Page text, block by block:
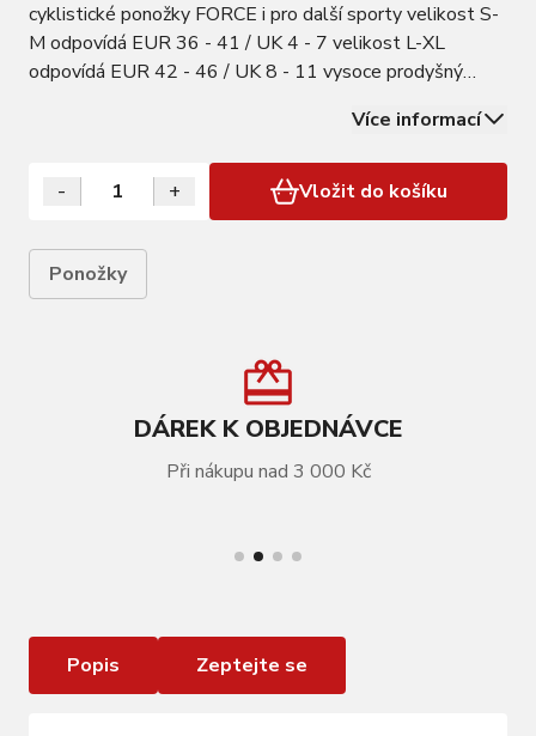
cyklistické ponožky FORCE i pro další sporty velikost S-
M odpovídá EUR 36 - 41 / UK 4 - 7 velikost L-XL
odpovídá EUR 42 - 46 / UK 8 - 11 vysoce prodyšný
ponožky je 12 cm materiál: Nylon 85%, elastan 15%
baleno v sáčku s kartou FORCE
Více informací
- + Vložit do košíku
Ponožky
DÁREK K OBJEDNÁVCE
Při nákupu nad 3 000 Kč
Popis Zeptejte se